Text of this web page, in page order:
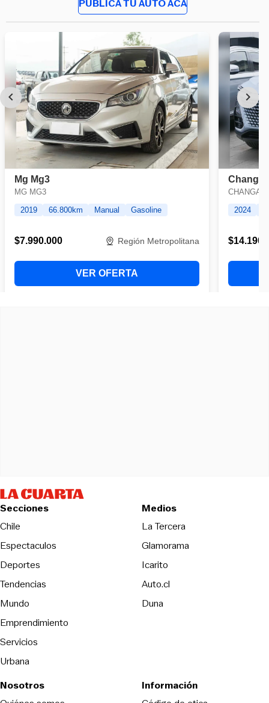
PUBLICA TU AUTO ACÁ
Secciones
Chile
Espectaculos
Deportes
Tendencias
Mundo
Emprendimiento
Servicios
Urbana
Medios
La TerceraOpens in new
Glamorama
Icarito
Auto.cl
DunaOpens in new window
Nosotros
Información